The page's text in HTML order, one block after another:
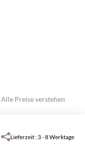
Lieferzeit : 3 - 8 Werktage
Preise verstehen